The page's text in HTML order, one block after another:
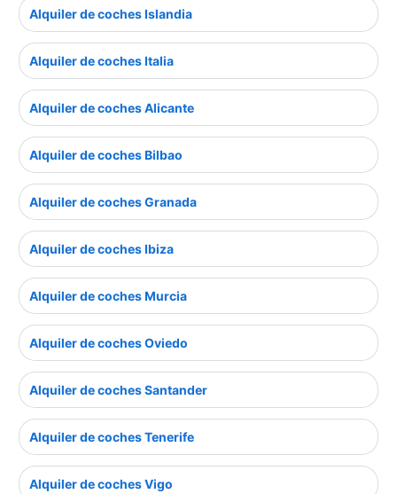
Alquiler de coches Islandia
Alquiler de coches Italia
Alquiler de coches Alicante
Alquiler de coches Bilbao
Alquiler de coches Granada
Alquiler de coches Ibiza
Alquiler de coches Murcia
Alquiler de coches Oviedo
Alquiler de coches Santander
Alquiler de coches Tenerife
Alquiler de coches Vigo